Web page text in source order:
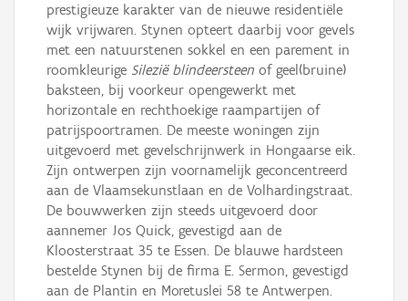
prestigieuze karakter van de nieuwe residentiële
wijk vrijwaren. Stynen opteert daarbij voor gevels
met een natuurstenen sokkel en een parement in
roomkleurige Silezië blindeersteen of geel(bruine)
baksteen, bij voorkeur opengewerkt met
horizontale en rechthoekige raampartijen of
patrijspoortramen. De meeste woningen zijn
uitgevoerd met gevelschrijnwerk in Hongaarse eik.
Zijn ontwerpen zijn voornamelijk geconcentreerd
aan de Vlaamsekunstlaan en de Volhardingstraat.
De bouwwerken zijn steeds uitgevoerd door
aannemer Jos Quick, gevestigd aan de
Kloosterstraat 35 te Essen. De blauwe hardsteen
bestelde Stynen bij de firma E. Sermon, gevestigd
aan de Plantin en Moretuslei 58 te Antwerpen.